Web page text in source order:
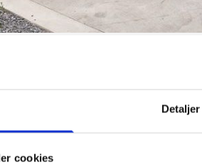
Detaljer
cookiesareal er på 15.000m2.